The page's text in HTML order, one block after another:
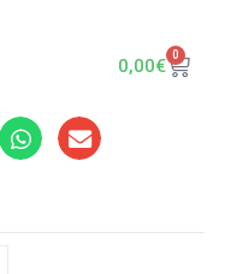
0,00€ 0